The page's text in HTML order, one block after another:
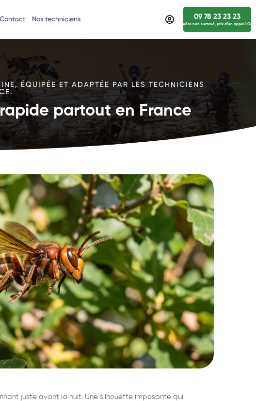
Contact Nos techniciens 09 78 23 23 23
numéro non surtaxé, prix d’un appel
ÉQUIPÉE ET ADAPTÉE PAR LES TECHNICIENS
partout en France
juste avant la nuit. Une silhouette imposante qui